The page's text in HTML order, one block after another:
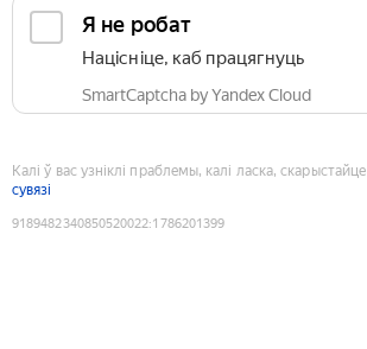
Я не робат
Націсніце, каб працягнуць
SmartCaptcha by Yandex Cloud
Калі ў вас узніклі праблемы, калі ласка, скарыстайце
сувязі
9189482340850520022:1786201399